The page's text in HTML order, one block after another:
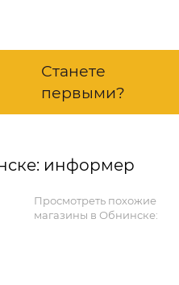
Станете
первыми?
информер
Просмотреть похожие
магазины в Обнинске: